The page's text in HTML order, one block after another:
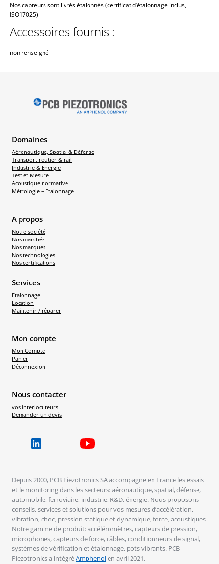
Nos capteurs sont livrés étalonnés (certificat d’étalonnage inclus,
ISO17025)
Accessoires fournis :
non renseigné
Domaines
Aéronautique, Spatial & Défense
Transport routier & rail
Industrie & Energie
Test et Mesure
Acoustique normative
Métrologie – Etalonnage
A propos
Notre société
Nos marchés
Nos marques
Nos technologies
Nos certifications
Services
Etalonnage
Location
Maintenir / réparer
Mon compte
Mon Compte
Panier
Déconnexion
Nous contacter
vos interlocuteurs
Demander un devis
Depuis 2000, PCB Piezotronics SA accompagne en France les essais
et le monitoring dans les secteurs: aéronautique, spatial, défense,
automobile, ferroviaire, industrie, R&D, énergie. Nous proposons
conseils, services et solutions pour vos mesures d’accélération,
vibration, choc, pression statique et dynamique, force, acoustiques.
Notre gamme de produit: accéléromètres, capteurs de pression,
microphones, capteurs de force, câbles, conditionneurs de signal,
systèmes de vérification et étalonnage, pots vibrants. PCB
Piezotronics a intégréAmphenolen avril 2021.